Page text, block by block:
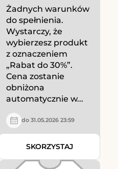
Żadnych warunków
do spełnienia.
Wystarczy, że
wybierzesz produkt
z oznaczeniem
„Rabat do 30%”.
Cena zostanie
obniżona
automatycznie w...
do 31.05.2026 23:59
SKORZYSTAJ